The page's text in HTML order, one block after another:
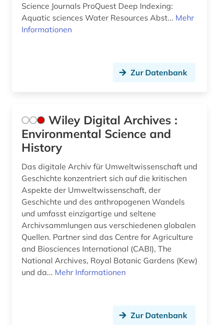
Science Journals ProQuest Deep Indexing:
Aquatic sciences Water Resources Abst... Mehr
Informationen
Zur Datenbank
Wiley Digital Archives :
Environmental Science and
History
Das digitale Archiv für Umweltwissenschaft und
Geschichte konzentriert sich auf die kritischen
Aspekte der Umweltwissenschaft, der
Geschichte und des anthropogenen Wandels
und umfasst einzigartige und seltene
Archivsammlungen aus verschiedenen globalen
Quellen. Partner sind das Centre for Agriculture
and Biosciences International (CABI), The
National Archives, Royal Botanic Gardens (Kew)
und da... Mehr Informationen
Zur Datenbank